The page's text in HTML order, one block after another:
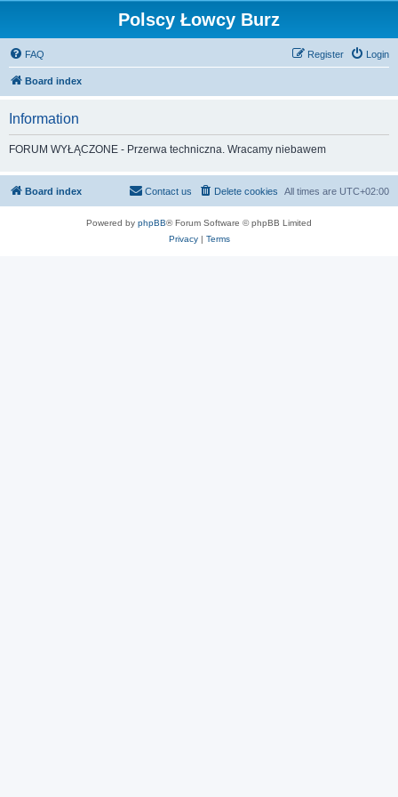
Polscy Łowcy Burz
FAQ Login
Register
Board index
Information
FORUM WYŁĄCZONE - Przerwa techniczna. Wracamy niebawem
Board index All times are UTC+02:00
Delete cookies
Contact us
Powered by phpBB® Forum Software © phpBB Limited
Privacy| Terms